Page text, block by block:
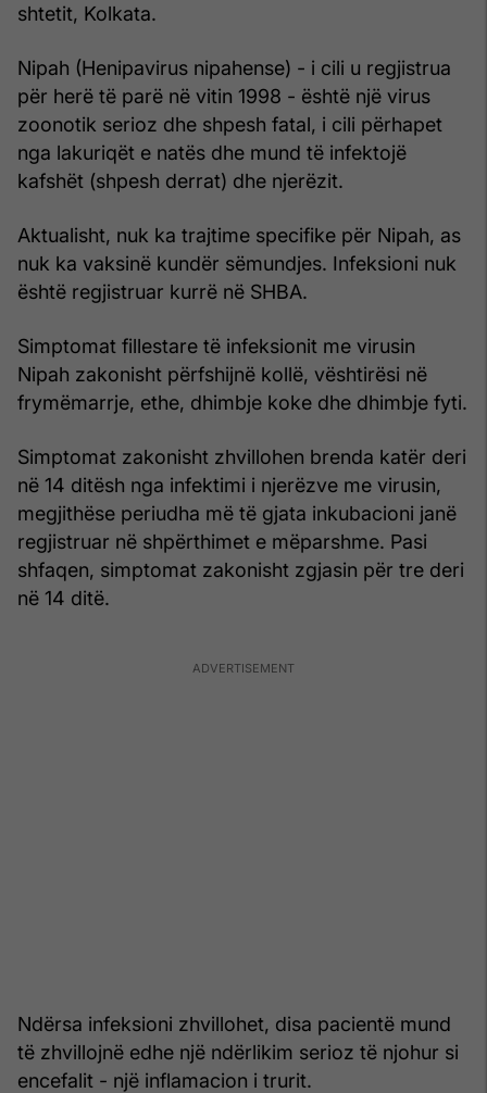
shtetit, Kolkata.
Nipah (Henipavirus nipahense) - i cili u regjistrua
për herë të parë në vitin 1998 - është një virus
zoonotik serioz dhe shpesh fatal, i cili përhapet
nga lakuriqët e natës dhe mund të infektojë
kafshët (shpesh derrat) dhe njerëzit.
Aktualisht, nuk ka trajtime specifike për Nipah, as
nuk ka vaksinë kundër sëmundjes. Infeksioni nuk
është regjistruar kurrë në SHBA.
Simptomat fillestare të infeksionit me virusin
Nipah zakonisht përfshijnë kollë, vështirësi në
frymëmarrje, ethe, dhimbje koke dhe dhimbje fyti.
Simptomat zakonisht zhvillohen brenda katër deri
në 14 ditësh nga infektimi i njerëzve me virusin,
megjithëse periudha më të gjata inkubacioni janë
regjistruar në shpërthimet e mëparshme. Pasi
shfaqen, simptomat zakonisht zgjasin për tre deri
në 14 ditë.
Ndërsa infeksioni zhvillohet, disa pacientë mund
të zhvillojnë edhe një ndërlikim serioz të njohur si
encefalit - një inflamacion i trurit.